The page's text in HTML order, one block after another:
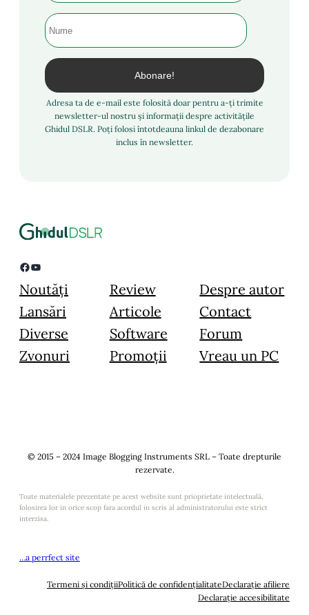
Adresa ta de e-mail este folosită doar pentru a-ți trimite
newsletter-ul nostru și informații despre activitățile
Ghidul DSLR. Poți folosi întotdeauna linkul de dezabonare
inclus în newsletter.
Facebook YouTube
Noutăți
Lansări
Diverse
Zvonuri
Review
Articole
Software
Promoții
Despre autor
Contact
Forum
Vreau un PC
© 2015 – 2024 Image Blogging Instruments SRL – Toate drepturile
rezervate.
Toate materialele prezentate pe acest website sunt prioprietate intelectuală,
folosirea lor in orice scop fara acordul in scris al administratorului este strict
interzisa.
…a perrfect site
Termeni și condițiiPolitică de confidențialitateDeclarație afiliere
Declarație accesibilitate